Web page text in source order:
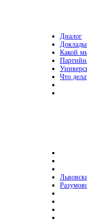
Диалог
Какой
Что